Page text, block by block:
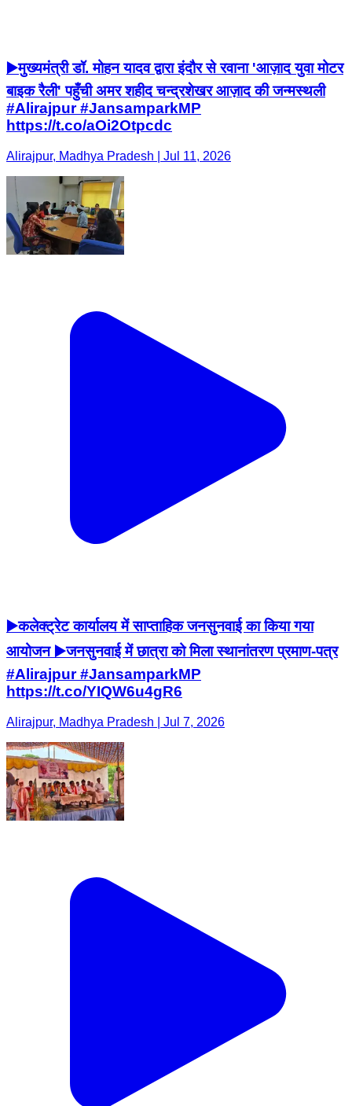
▶️मुख्यमंत्री डॉ. मोहन यादव द्वारा इंदौर से रवाना 'आज़ाद युवा मोटर
बाइक रैली' पहुँची अमर शहीद चन्द्रशेखर आज़ाद की जन्मस्थली
#Alirajpur #JansamparkMP
https://t.co/aOi2Otpcdc
Alirajpur, Madhya Pradesh | Jul 11, 2026
▶️कलेक्ट्रेट कार्यालय में साप्ताहिक जनसुनवाई का किया गया
आयोजन ▶️जनसुनवाई में छात्रा को मिला स्थानांतरण प्रमाण-पत्र
#Alirajpur #JansamparkMP
https://t.co/YIQW6u4gR6
Alirajpur, Madhya Pradesh | Jul 7, 2026